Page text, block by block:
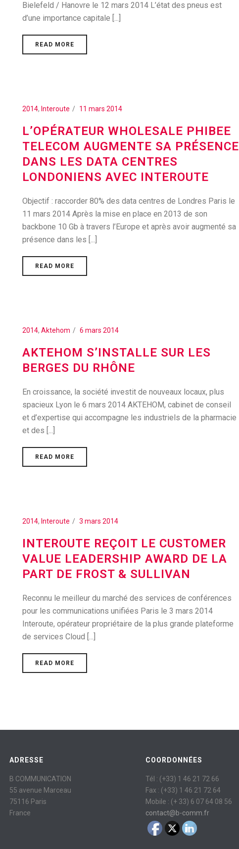
Bielefeld / Hanovre le 12 mars 2014 L’état des pneus est
d’une importance capitale [...]
READ MORE
2014, Interoute 11 mars 2014
L’OPÉRATEUR WHOLESALE PHIBEE
TELECOM AUGMENTE SA PRÉSENCE
DANS LES DATA CENTRES
LONDONIENS AVEC INTEROUTE
Objectif : raccorder 80% des data centres de Londres Paris le
11 mars 2014 Après la mise en place en 2013 de son
backbone 10 Gb à travers l’Europe et après avoir augmenté sa
présence dans les [...]
READ MORE
2014,Aktehom 6 mars 2014
AKTEHOM S’INSTALLE SUR LES
BERGES DU RHÔNE
En croissance, la société investit de nouveaux locaux, plus
spacieux Lyon le 6 mars 2014 AKTEHOM, cabinet de conseil
et d’expertise qui accompagne les industriels de la pharmacie
et des [...]
READ MORE
2014, Interoute 3 mars 2014
INTEROUTE REÇOIT LE CUSTOMER
VALUE LEADERSHIP AWARD DE LA
PART DE FROST & SULLIVAN
Reconnu le meilleur du marché des services de conférences
pour les communications unifiées Paris le 3 mars 2014
Interoute, opérateur propriétaire de la plus grande plateforme
de services Cloud [...]
READ MORE
ADRESSE
B COMMUNICATION
55 avenue Marceau
75116 Paris
France
COORDONNÉES
Tél : (+33) 1 46 21 72 66
Fax : (+33) 1 46 21 72 64
Mobile : (+ 33) 6 07 64 08 56
contact@b-comm.fr